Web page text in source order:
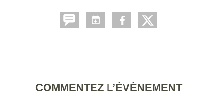
COMMENTEZ L’ÉVÈNEMENT